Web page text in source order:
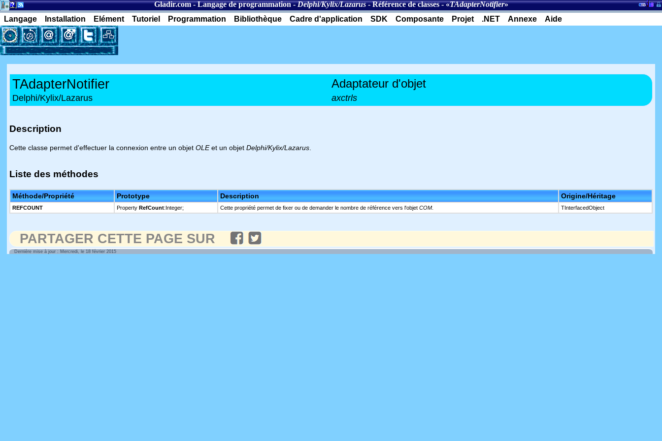
Gladir.com-Langage de programmation-Delphi/Kylix/Lazarus-Référence de classes- «TAdapterNotifier»
Langage
Installation Elément Tutoriel Programmation Bibliothèque Cadre d'application SDK Composante Projet .NET Annexe Aide
TAdapterNotifier Adaptateur d'objet
Delphi/Kylix/Lazarus axctrls
Description
Cette classe permet d'effectuer la connexion entre un objet OLEet un objet Delphi/Kylix/Lazarus
Liste des méthodes
Méthode/Propriété Prototype Description Origine/Héritage
REFCOUNT Property RefCount:Integer; Cette propriété permet de fixer ou de demander le nombre de référence vers l'objet COM TInterfacedObject
PARTAGER CETTE PAGE SUR
Dernière mise à jour : Mercredi, le 18 février 2015